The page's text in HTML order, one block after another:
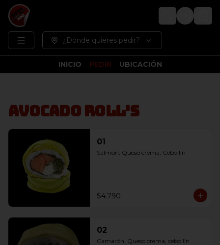
Login
¿Dónde quieres pedir?
INICIO PEDIR UBICACIÓN
Avocado Roll's
01
Salmon, Queso crema, Cebollín
$4.790
02
Camarón, Queso crema, cebollín